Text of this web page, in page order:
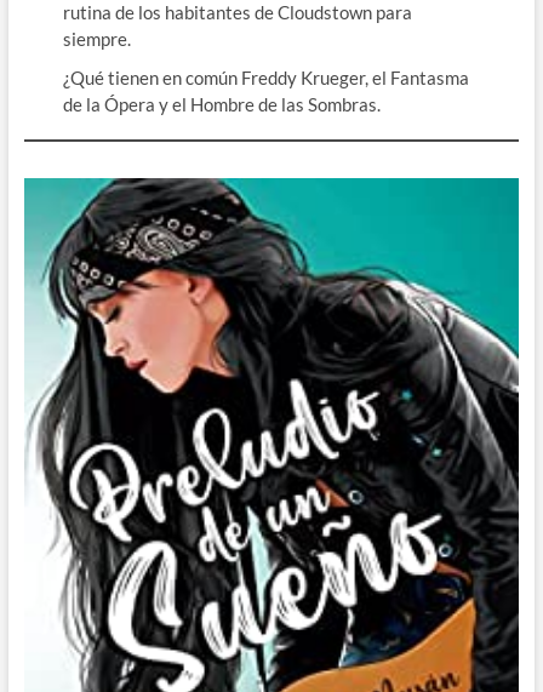
rutina de los habitantes de Cloudstown para
siempre.
¿Qué tienen en común Freddy Krueger, el Fantasma
de la Ópera y el Hombre de las Sombras.